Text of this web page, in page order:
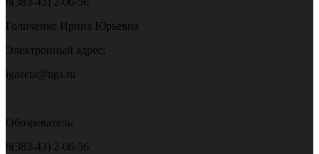
Голиченко Ирина Юрьевна
Электронный адрес:
igazeta@ngs.ru
Обозреватель:
8(383-43) 2-06-56